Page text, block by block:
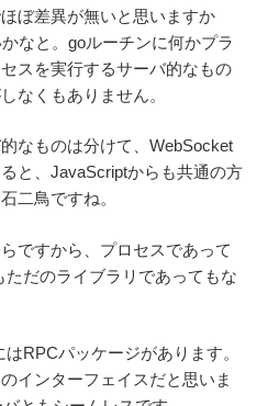
ぼ差異が無いと思いますか
なと。goルーチンに何かプラ
スを実行するサーバ的なもの
なくもありません。
なものは分けて、WebSocket
と、JavaScriptからも共通の方
二鳥ですね。
ですから、プロセスであって
ただのライブラリであってもな
RPCパッケージがあります。
インターフェイスだと思いま